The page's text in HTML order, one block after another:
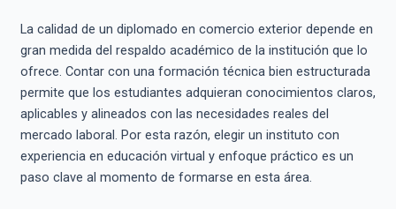
La calidad de un diplomado en comercio exterior depende en
gran medida del respaldo académico de la institución que lo
ofrece. Contar con una formación técnica bien estructurada
permite que los estudiantes adquieran conocimientos claros,
aplicables y alineados con las necesidades reales del
mercado laboral. Por esta razón, elegir un instituto con
experiencia en educación virtual y enfoque práctico es un
paso clave al momento de formarse en esta área.